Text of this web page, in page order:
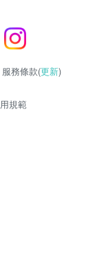
務條款(更新)
規範